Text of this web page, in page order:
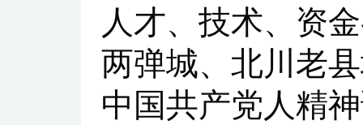
人才、技术、资
两弹城、北川老
中国共产党人精